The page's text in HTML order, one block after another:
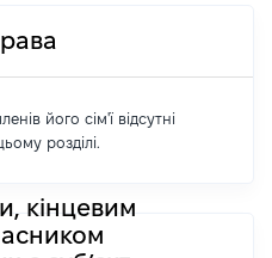
його сім'ї відсутні
розділі.
кінцевим